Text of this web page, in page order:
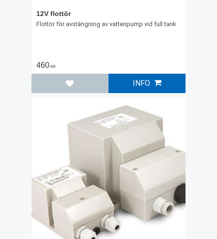
12V flottör
Flottör för avstängning av vattenpump vid full tank
460KR
Lägg till i favoriter
INFO